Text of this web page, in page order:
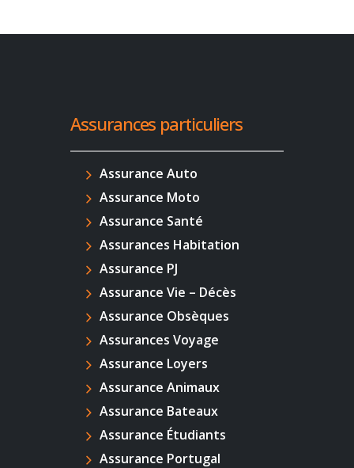
Assurances particuliers
Assurance Auto
Assurance Moto
Assurance Santé
Assurances Habitation
Assurance PJ
Assurance Vie – Décès
Assurance Obsèques
Assurances Voyage
Assurance Loyers
Assurance Animaux
Assurance Bateaux
Assurance Étudiants
Assurance Portugal